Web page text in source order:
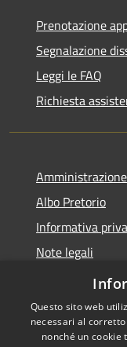
Prenotazione
Segnalazione
Leggi le FAQ
Richiesta
Albo Pretorio
Informativa
Note legali
Dichiarazione di
Questo sito web
necessari al
nonché un